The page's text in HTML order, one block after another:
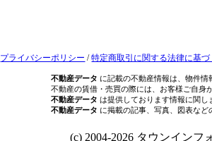
プライバシーポリシー /特定商取引に関する法律に基
不動産データ に記載の不動産情報は、物件
不動産の賃借・売買の際には、お客様ご自身
不動産データ は提供しております情報に関し
不動産データ に掲載の記事、写真、図表な
(c) 2004-2026 タウンインフ